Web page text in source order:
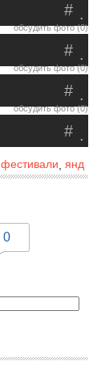
.
#
обсудить фото (0)
.
#
обсудить фото (0)
.
#
обсудить фото (0)
.
#
фестивали янд
0